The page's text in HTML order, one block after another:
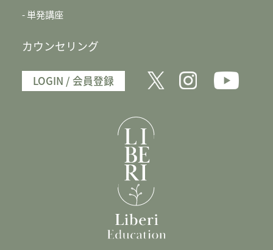
単発講座
カウンセリング
LOGIN / 会員登録